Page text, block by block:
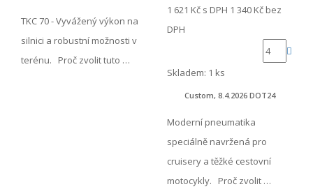
TKC 70 - Vyvážený výkon na
silnici a robustní možnosti v
terénu. Proč zvolit tuto …
1 621 Kč s DPH 1 340 Kč bez
DPH
Skladem: 1 ks
Custom, 8.4.2026 DOT24
Moderní pneumatika
speciálně navržená pro
cruisery a těžké cestovní
motocykly. Proč zvolit …